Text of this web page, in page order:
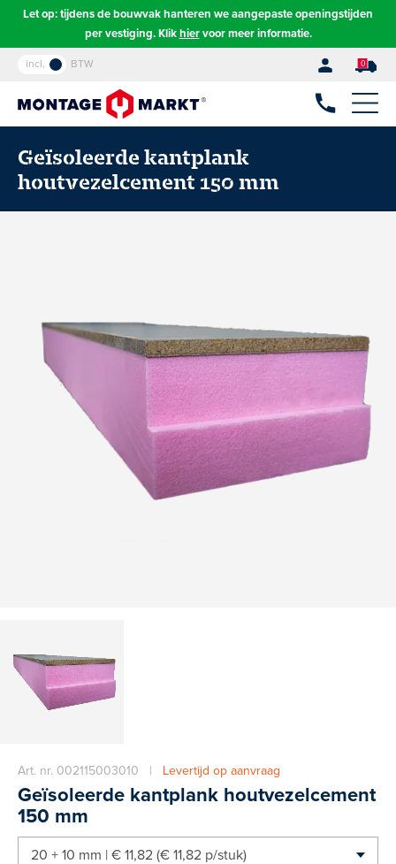
Let op: tijdens de bouwvak hanteren we aangepaste openingstijden
per vestiging. Klikhiervoor meer informatie.
incl. BTW 0
Geïsoleerde kantplank
houtvezelcement 150 mm
Art. nr. 002115003010 | Levertijd op aanvraag
Geïsoleerde kantplank houtvezelcement
150 mm